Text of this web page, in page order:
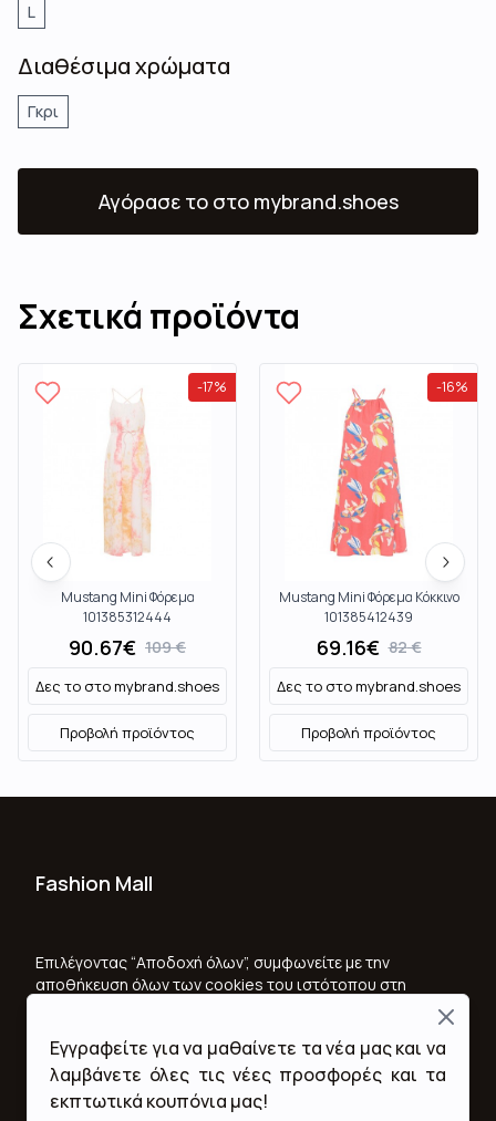
Επιλέγοντας “Αποδοχή όλων”, συμφωνείτε με την
αποθήκευση όλων των cookies του ιστότοπου στη
και για να βοηθήσετε στις προσπάθειες μάρκετινγκ.
Επιλέγοντας “Απόρριψη όλων”, συμφωνείτε να
αποθηκεύετε μόνο τα απαραίτητα cookies. Για την
Close
Εγγραφείτε για να μαθαίνετε τα νέα μας και να
λαμβάνετε όλες τις νέες προσφορές και τα
εκπτωτικά κουπόνια μας!
L
Διαθέσιμα χρώματα
Γκρι
Αγόρασε το στο mybrand.shoes
Σχετικά προϊόντα
-17%
Mustang Mini Φόρεμα
101385312444
90.67€ 109€
Δες το στοmybrand.shoes
Προβολή προϊόντος
-16%
Mustang Mini Φόρεμα Κόκκινο
101385412439
69.16€ 82€
Δες το στοmybrand.shoes
Προβολή προϊόντος
Fashion Mall
Όροι Χρήσης & Προϋποθέσεις
Πολιτική Απορρήτου
Επικοινωνία
Επικοινωνήστε μαζί μας